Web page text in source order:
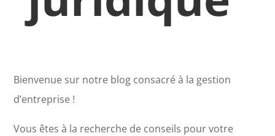
Bienvenue sur notre blog consacré à la gestion
d’entreprise !
Vous êtes à la recherche de conseils pour votre